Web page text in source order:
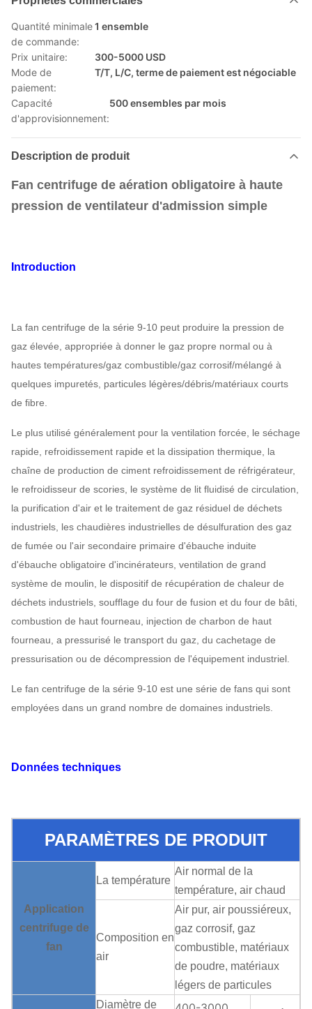
Quantité minimale
de commande:
1 ensemble
Prix unitaire:
300-5000 USD
Mode de
paiement:
T/T, L/C, terme de paiement est négociable
Capacité
d'approvisionnement:
500 ensembles par mois
Description de produit
Fan centrifuge de aération obligatoire à haute
pression de ventilateur d'admission simple
Introduction
La fan centrifuge de la série 9-10 peut produire la pression de
gaz élevée, appropriée à donner le gaz propre normal ou à
hautes températures/gaz combustible/gaz corrosif/mélangé à
quelques impuretés, particules légères/débris/matériaux courts
de fibre.
Le plus utilisé généralement pour la ventilation forcée, le séchage
rapide, refroidissement rapide et la dissipation thermique, la
chaîne de production de ciment refroidissement de réfrigérateur,
le refroidisseur de scories, le système de lit fluidisé de circulation,
la purification d'air et le traitement de gaz résiduel de déchets
industriels, les chaudières industrielles de désulfuration des gaz
de fumée ou l'air secondaire primaire d'ébauche induite
d'ébauche obligatoire d'incinérateurs, ventilation de grand
système de moulin, le dispositif de récupération de chaleur de
déchets industriels, soufflage du four de fusion et du four de bâti,
combustion de haut fourneau, injection de charbon de haut
fourneau, a pressurisé le transport du gaz, du cachetage de
pressurisation ou de décompression de l'équipement industriel.
Le fan centrifuge de la série 9-10 est une série de fans qui sont
employées dans un grand nombre de domaines industriels.
Données techniques
PARAMÈTRES DE PRODUIT
Application
centrifuge de
fan
La température
Air normal de la
température, air chaud
Composition en
air
Air pur, air poussiéreux,
gaz corrosif, gaz
combustible, matériaux
de poudre, matériaux
légers de particules
Diamètre de